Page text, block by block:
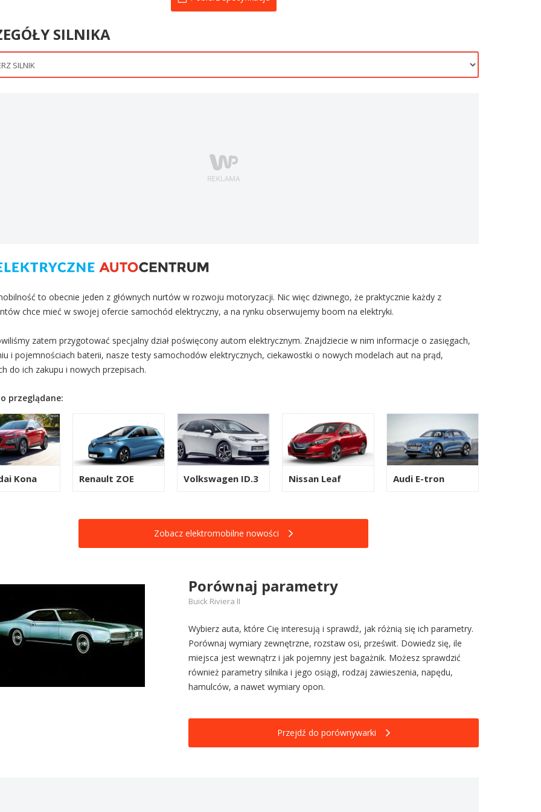
SILNIKA
to obecnie jeden z głównych nurtów w rozwoju motoryzacji. Nic więc dziwnego, że praktycznie każdy z
chce mieć w swojej ofercie samochód elektryczny, a na rynku obserwujemy boom na elektryki.
zatem przygotować specjalny dział poświęcony autom elektrycznym. Znajdziecie w nim informacje o zasięgach,
i pojemnościach baterii, nasze testy samochodów elektrycznych, ciekawostki o nowych modelach aut na prąd,
do ich zakupu i nowych przepisach.
przeglądane:
Kona Renault ZOE Volkswagen ID.3 Nissan Leaf Audi E-tron
Zobacz elektromobilne nowości
Porównaj parametry
Buick Riviera II
Wybierz auta, które Cię interesują i sprawdź, jak różnią się ich parametry.
Porównaj wymiary zewnętrzne, rozstaw osi, prześwit. Dowiedz się, ile
miejsca jest wewnątrz i jak pojemny jest bagażnik. Możesz sprawdzić
również parametry silnika i jego osiągi, rodzaj zawieszenia, napędu,
hamulców, a nawet wymiary opon.
Przejdź do porównywarki